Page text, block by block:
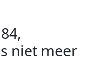
niet meer